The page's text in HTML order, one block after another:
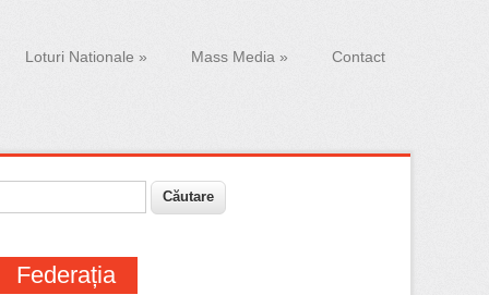
Loturi Nationale » Mass Media » Contact
Formular de căutare
Federația